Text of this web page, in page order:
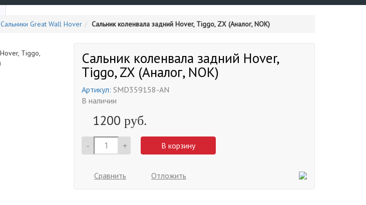
Сальники Great Wall Hover Сальник коленвала задний Hover, Tiggo, ZX (Аналог, NOK)
Сальник коленвала задний Hover,
Tiggo, ZX (Аналог, NOK)
Артикул: SMD359158-AN
В наличии
1200 руб.
- + В корзину
Сравнить Отложить